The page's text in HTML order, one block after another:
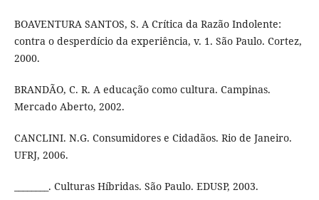
BOAVENTURA SANTOS, S. A Crítica da Razão Indolente:
contra o desperdício da experiência, v. 1. São Paulo. Cortez,
2000.
BRANDÃO, C. R. A educação como cultura. Campinas.
Mercado Aberto, 2002.
CANCLINI. N.G. Consumidores e Cidadãos. Rio de Janeiro.
UFRJ, 2006.
________. Culturas Híbridas. São Paulo. EDUSP, 2003.